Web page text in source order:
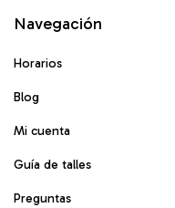
Navegación
Horarios
Blog
Mi cuenta
Guía de talles
Preguntas